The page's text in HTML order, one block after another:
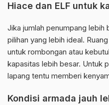
Hiace dan ELF untuk
Jika jumlah penumpang lebih
pilihan yang lebih ideal.
untuk rombongan atau
kapasitas lebih besar. Untuk
lapang tentu memberi
Kondisi armada jauh